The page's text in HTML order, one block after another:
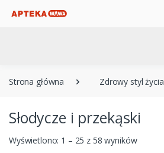
Strona główna Zdrowy styl życia
Słodycze i przekąski
Wyświetlono: 1 – 25 z 58 wyników